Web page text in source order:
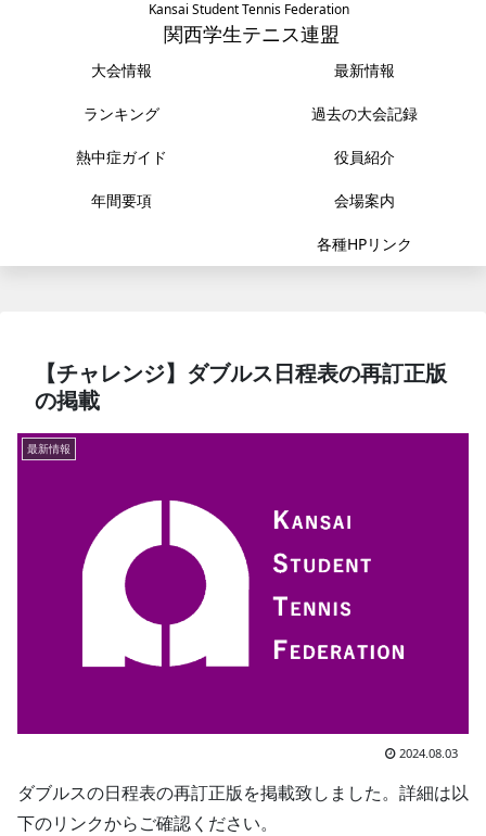
Kansai Student Tennis Federation
関西学生テニス連盟
大会情報 最新情報
ランキング 過去の大会記録
熱中症ガイド 役員紹介
年間要項 会場案内
各種HPリンク
【チャレンジ】ダブルス日程表の再訂正版
の掲載
最新情報
2024.08.03
ダブルスの日程表の再訂正版を掲載致しました。詳細は以
下のリンクからご確認ください。